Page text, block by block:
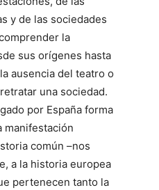
y de las sociedades
la
sus orígenes hasta
ausencia del teatro o
una sociedad.
por España forma
manifestación
común –nos
a la historia europea
pertenecen tanto la